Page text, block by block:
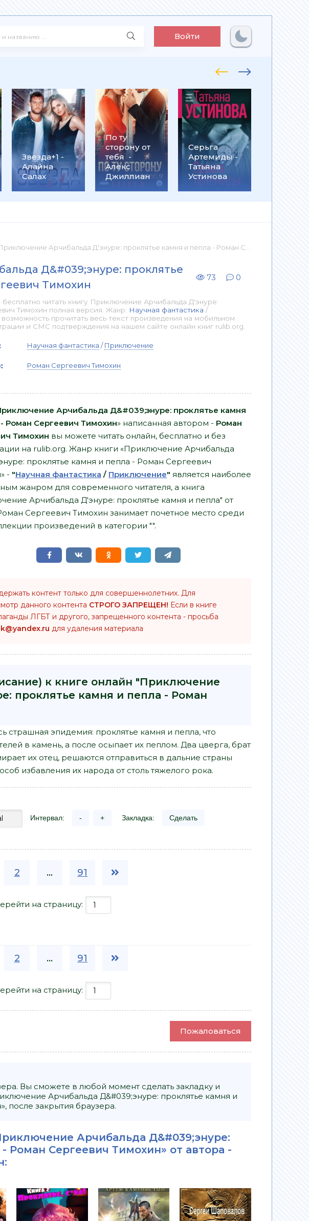
Войти
Звезда+1 -
Алайна
Салах
По ту
сторону от
тебя -
Алекс
Джиллиан
Серьга
Артемиды -
Татьяна
Устинова
на
- Ольга
Громыко
Арчибальда Д'энуре: проклятье камня и пепла - Роман Сергеевич Тимохин 📕 - Книга онлайн бесплатно
Д&#039;энуре: проклятье
Тимохин
73 0
читать книгу Приключение Арчибальда Д'энуре:
Тимохин полная версия. Жанр: Научная фантастика /
прочитать весь текст произведения на мобильном
и СМС подтверждения на нашем сайте онлайн книг rulib.org.
Научная фантастика /Приключение
Роман Сергеевич Тимохин
Арчибальда Д&#039;энуре: проклятье камня
Роман Сергеевич Тимохин» написанная автором - Роман
Тимохин вы можете читать онлайн, бесплатно и без
на rulib.org. Жанр книги «Приключение Арчибальда
проклятье камня и пепла - Роман Сергеевич
- "Научная фантастика / Приключение" является наиболее
жанром для современного читателя, а книга
Арчибальда Д'энуре: проклятье камня и пепла" от
Сергеевич Тимохин занимает почетное место среди
произведений в категории "".
контент только для совершеннолетних. Для
данного контента СТРОГО ЗАПРЕЩЕН! Если в книге
ЛГБТ и другого, запрещенного контента - просьба
для удаления материала
к книге онлайн "Приключение
проклятье камня и пепла - Роман
страшная эпидемия: проклятье камня и пепла, что
в камень, а после осыпает их пеплом. Два цверга, брат
их отец, решаются отправиться в дальние страны
избавления их народа от столь тяжелого рока.
Интервал: - + Закладка: Сделать
2 ... 91
на страницу:
2 ... 91
на страницу:
Пожаловаться
Вы сможете в любой момент сделать закладку и
Арчибальда Д&#039;энуре: проклятье камня и
после закрытия браузера.
Арчибальда Д&#039;энуре:
Роман Сергеевич Тимохин» от автора -
: